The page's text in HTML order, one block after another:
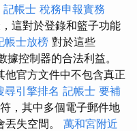
記帳士 稅務申報實務
這對於登錄和籃子功能
帳士放榜 對於這些
控制器的合法利益。
他官方文件中不包含真正
尋引擎排名 記帳士 要補
，其中多個電子郵件地
失空間。 萬和宮附近